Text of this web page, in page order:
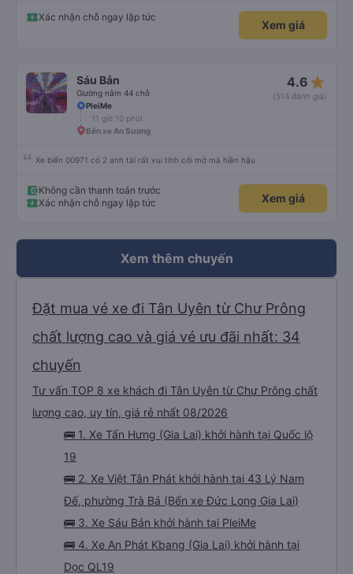
Xác nhận chỗ ngay lập tức
Xem giá
Sáu Bản
Giường nằm 44 chỗ
4.6 star_rate
(514 đánh giá)
PleiMe
11 giờ 10 phút
Bến xe An Sương
Xe biển 00971 có 2 anh tài rất vui tính cởi mở mà hiền hậu
Không cần thanh toán trước
Xác nhận chỗ ngay lập tức
Xem giá
Xem thêm chuyến
Đặt mua vé xe đi Tân Uyên từ Chư Prông
chất lượng cao và giá vé ưu đãi nhất: 34
chuyến
Tư vấn TOP 8 xe khách đi Tân Uyên từ Chư Prông chất
lượng cao, uy tín, giá rẻ nhất 08/2026
🚌 1. Xe Tấn Hưng (Gia Lai) khởi hành tại Quốc lộ
19
🚌 2. Xe Việt Tân Phát khởi hành tại 43 Lý Nam
Đế, phường Trà Bá (Bến xe Đức Long Gia Lai)
🚌 3. Xe Sáu Bản khởi hành tại PleiMe
🚌 4. Xe An Phát Kbang (Gia Lai) khởi hành tại
Dọc QL19